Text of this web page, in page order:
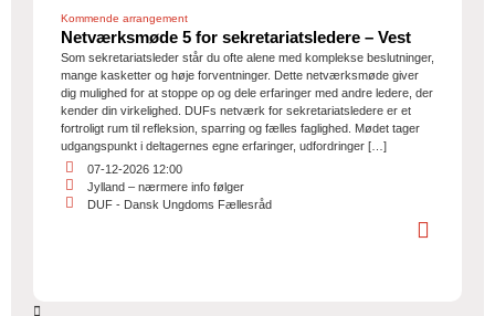
Kommende arrangement
Netværksmøde 5 for sekretariatsledere – Vest
Som sekretariatsleder står du ofte alene med komplekse beslutninger,
mange kasketter og høje forventninger. Dette netværksmøde giver
dig mulighed for at stoppe op og dele erfaringer med andre ledere, der
kender din virkelighed. DUFs netværk for sekretariatsledere er et
fortroligt rum til refleksion, sparring og fælles faglighed. Mødet tager
udgangspunkt i deltagernes egne erfaringer, udfordringer […]
07-12-2026 12:00
Jylland – nærmere info følger
DUF - Dansk Ungdoms Fællesråd